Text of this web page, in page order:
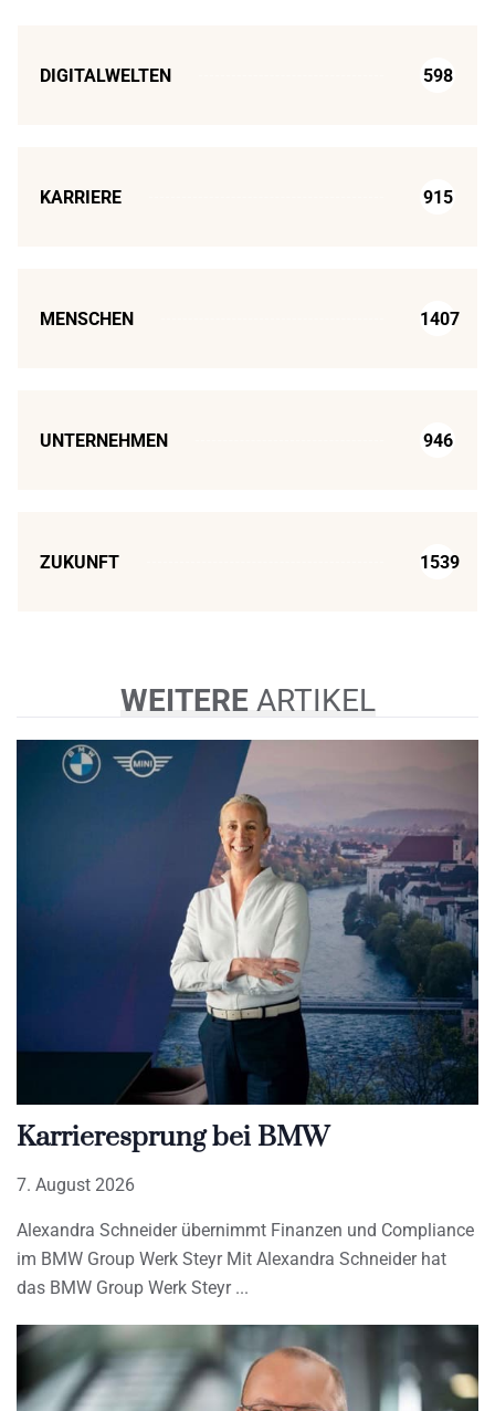
DIGITALWELTEN 598
KARRIERE 915
MENSCHEN 1407
UNTERNEHMEN 946
ZUKUNFT 1539
WEITEREARTIKEL
Karrieresprung bei BMW
7. August 2026
Alexandra Schneider übernimmt Finanzen und Compliance
im BMW Group Werk Steyr Mit Alexandra Schneider hat
das BMW Group Werk Steyr